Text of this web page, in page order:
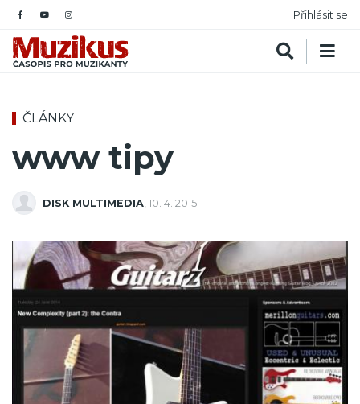
Přihlásit se
ČLÁNKY
www tipy
DISK MULTIMEDIA 10. 4. 2015